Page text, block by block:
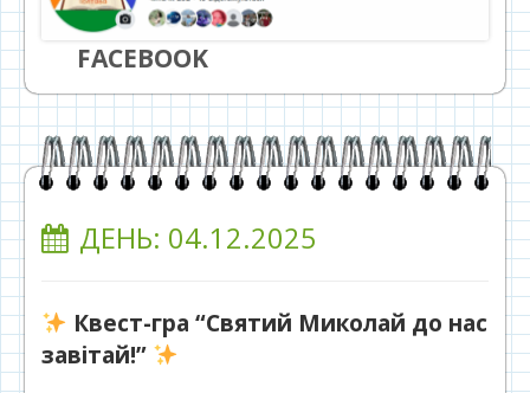
FACEBOOK
ДЕНЬ: 04.12.2025
Квест-гра “Святий Миколай до нас
завітай!”